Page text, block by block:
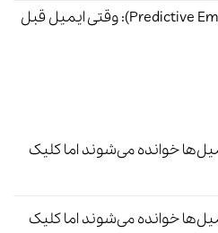
ایمیل‌های پیش‌بینی‌گر (Predictive Emails): وقتی ایمیل قبل
خوانده می‌شوند اما کلیک
خوانده می‌شوند اما کلیک